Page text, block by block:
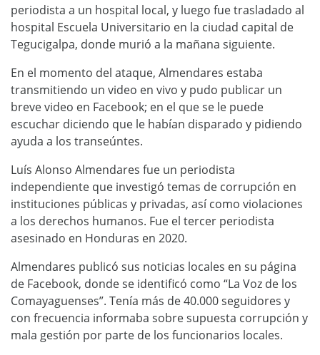
periodista a un hospital local, y luego fue trasladado al
hospital Escuela Universitario en la ciudad capital de
Tegucigalpa, donde murió a la mañana siguiente.
En el momento del ataque, Almendares estaba
transmitiendo un video en vivo y pudo publicar un
breve video en Facebook; en el que se le puede
escuchar diciendo que le habían disparado y pidiendo
ayuda a los transeúntes.
Luís Alonso Almendares fue un periodista
independiente que investigó temas de corrupción en
instituciones públicas y privadas, así como violaciones
a los derechos humanos. Fue el tercer periodista
asesinado en Honduras en 2020.
Almendares publicó sus noticias locales en su página
de Facebook, donde se identificó como “La Voz de los
Comayaguenses”. Tenía más de 40.000 seguidores y
con frecuencia informaba sobre supuesta corrupción y
mala gestión por parte de los funcionarios locales.